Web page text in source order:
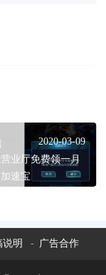
2020-03-09
业厅免费领一月
速宝
说明 - 广告合作